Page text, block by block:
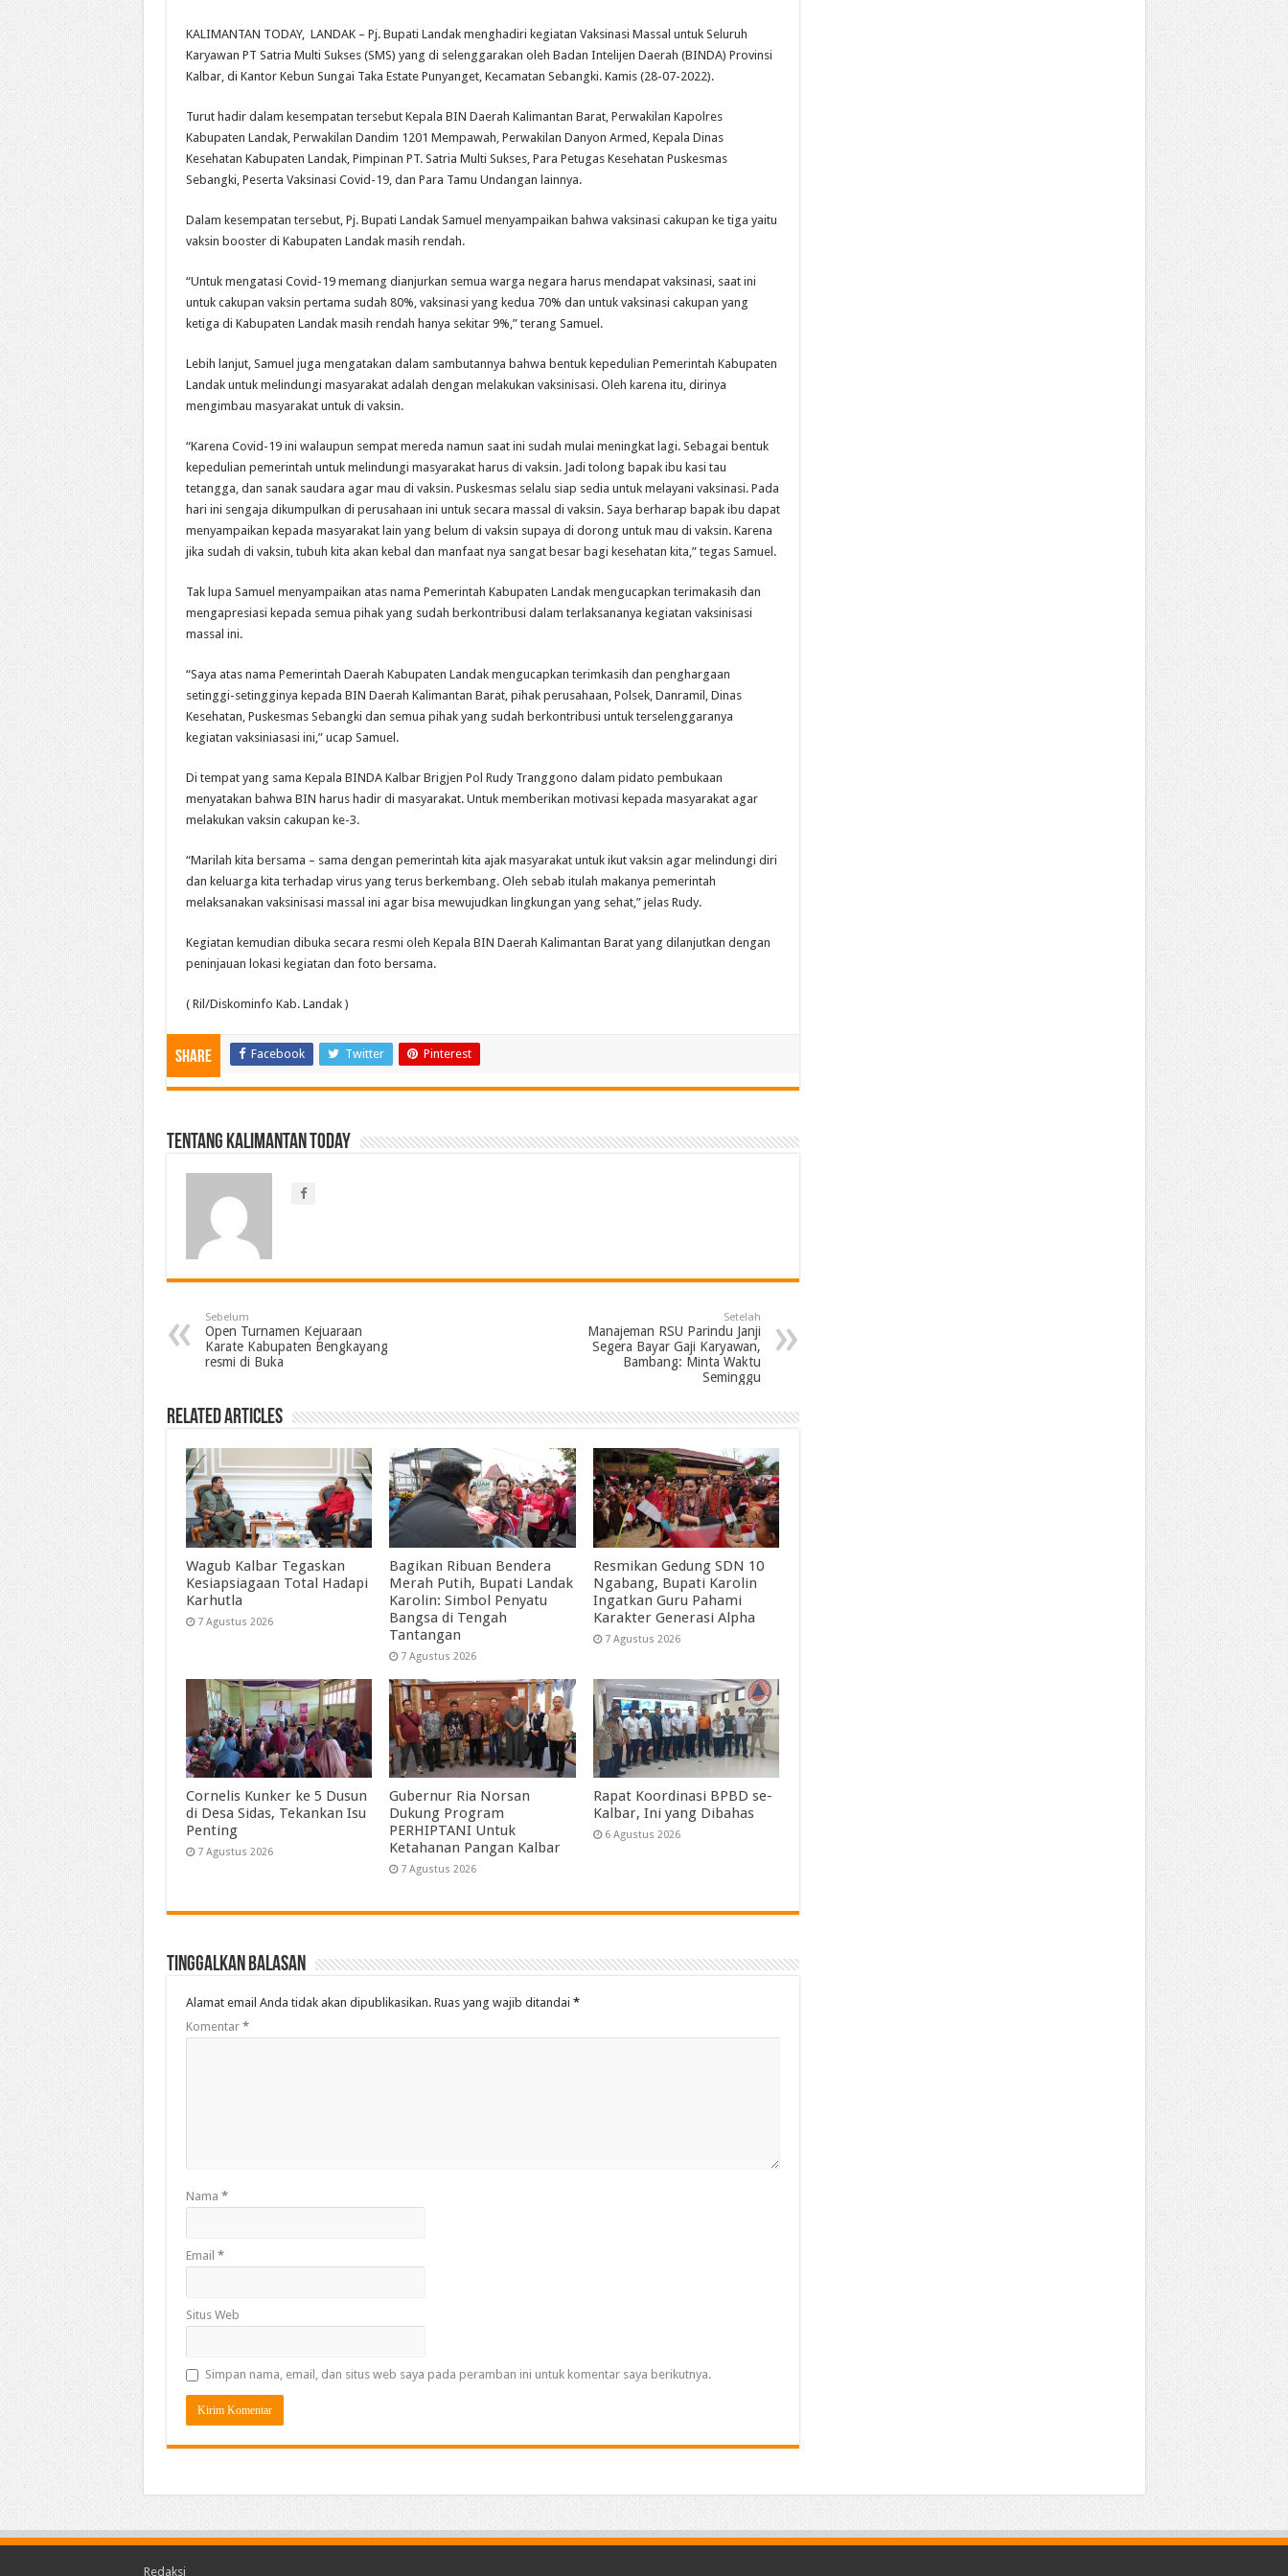
KALIMANTAN TODAY, LANDAK – Pj. Bupati Landak menghadiri kegiatan Vaksinasi Massal untuk Seluruh
Karyawan PT Satria Multi Sukses (SMS) yang di selenggarakan oleh Badan Intelijen Daerah (BINDA) Provinsi
Kalbar, di Kantor Kebun Sungai Taka Estate Punyanget, Kecamatan Sebangki. Kamis (28-07-2022).
Turut hadir dalam kesempatan tersebut Kepala BIN Daerah Kalimantan Barat, Perwakilan Kapolres
Kabupaten Landak, Perwakilan Dandim 1201 Mempawah, Perwakilan Danyon Armed, Kepala Dinas
Kesehatan Kabupaten Landak, Pimpinan PT. Satria Multi Sukses, Para Petugas Kesehatan Puskesmas
Sebangki, Peserta Vaksinasi Covid-19, dan Para Tamu Undangan lainnya.
Dalam kesempatan tersebut, Pj. Bupati Landak Samuel menyampaikan bahwa vaksinasi cakupan ke tiga yaitu
vaksin booster di Kabupaten Landak masih rendah.
“Untuk mengatasi Covid-19 memang dianjurkan semua warga negara harus mendapat vaksinasi, saat ini
untuk cakupan vaksin pertama sudah 80%, vaksinasi yang kedua 70% dan untuk vaksinasi cakupan yang
ketiga di Kabupaten Landak masih rendah hanya sekitar 9%,” terang Samuel.
Lebih lanjut, Samuel juga mengatakan dalam sambutannya bahwa bentuk kepedulian Pemerintah Kabupaten
Landak untuk melindungi masyarakat adalah dengan melakukan vaksinisasi. Oleh karena itu, dirinya
mengimbau masyarakat untuk di vaksin.
“Karena Covid-19 ini walaupun sempat mereda namun saat ini sudah mulai meningkat lagi. Sebagai bentuk
kepedulian pemerintah untuk melindungi masyarakat harus di vaksin. Jadi tolong bapak ibu kasi tau
tetangga, dan sanak saudara agar mau di vaksin. Puskesmas selalu siap sedia untuk melayani vaksinasi. Pada
hari ini sengaja dikumpulkan di perusahaan ini untuk secara massal di vaksin. Saya berharap bapak ibu dapat
menyampaikan kepada masyarakat lain yang belum di vaksin supaya di dorong untuk mau di vaksin. Karena
jika sudah di vaksin, tubuh kita akan kebal dan manfaat nya sangat besar bagi kesehatan kita,” tegas Samuel.
Tak lupa Samuel menyampaikan atas nama Pemerintah Kabupaten Landak mengucapkan terimakasih dan
mengapresiasi kepada semua pihak yang sudah berkontribusi dalam terlaksananya kegiatan vaksinisasi
massal ini.
“Saya atas nama Pemerintah Daerah Kabupaten Landak mengucapkan terimkasih dan penghargaan
setinggi-setingginya kepada BIN Daerah Kalimantan Barat, pihak perusahaan, Polsek, Danramil, Dinas
Kesehatan, Puskesmas Sebangki dan semua pihak yang sudah berkontribusi untuk terselenggaranya
kegiatan vaksiniasasi ini,” ucap Samuel.
Di tempat yang sama Kepala BINDA Kalbar Brigjen Pol Rudy Tranggono dalam pidato pembukaan
menyatakan bahwa BIN harus hadir di masyarakat. Untuk memberikan motivasi kepada masyarakat agar
melakukan vaksin cakupan ke-3.
“Marilah kita bersama – sama dengan pemerintah kita ajak masyarakat untuk ikut vaksin agar melindungi diri
dan keluarga kita terhadap virus yang terus berkembang. Oleh sebab itulah makanya pemerintah
melaksanakan vaksinisasi massal ini agar bisa mewujudkan lingkungan yang sehat,” jelas Rudy.
Kegiatan kemudian dibuka secara resmi oleh Kepala BIN Daerah Kalimantan Barat yang dilanjutkan dengan
peninjauan lokasi kegiatan dan foto bersama.
( Ril/Diskominfo Kab. Landak )
Share Facebook Twitter Pinterest
Tentang Kalimantan Today
Sebelum
Open Turnamen Kejuaraan
Karate Kabupaten Bengkayang
resmi di Buka
Setelah
Manajeman RSU Parindu Janji
Segera Bayar Gaji Karyawan,
Bambang: Minta Waktu
Seminggu
Related Articles
Wagub Kalbar Tegaskan
Kesiapsiagaan Total Hadapi
Karhutla
7 Agustus 2026
Bagikan Ribuan Bendera
Merah Putih, Bupati Landak
Karolin: Simbol Penyatu
Bangsa di Tengah
Tantangan
7 Agustus 2026
Resmikan Gedung SDN 10
Ngabang, Bupati Karolin
Ingatkan Guru Pahami
Karakter Generasi Alpha
7 Agustus 2026
Cornelis Kunker ke 5 Dusun
di Desa Sidas, Tekankan Isu
Penting
7 Agustus 2026
Gubernur Ria Norsan
Dukung Program
PERHIPTANI Untuk
Ketahanan Pangan Kalbar
7 Agustus 2026
Rapat Koordinasi BPBD se-
Kalbar, Ini yang Dibahas
6 Agustus 2026
Tinggalkan Balasan
Alamat email Anda tidak akan dipublikasikan. Ruas yang wajib ditandai *
Komentar *
Nama *
Email *
Situs Web
Simpan nama, email, dan situs web saya pada peramban ini untuk komentar saya berikutnya.
Redaksi